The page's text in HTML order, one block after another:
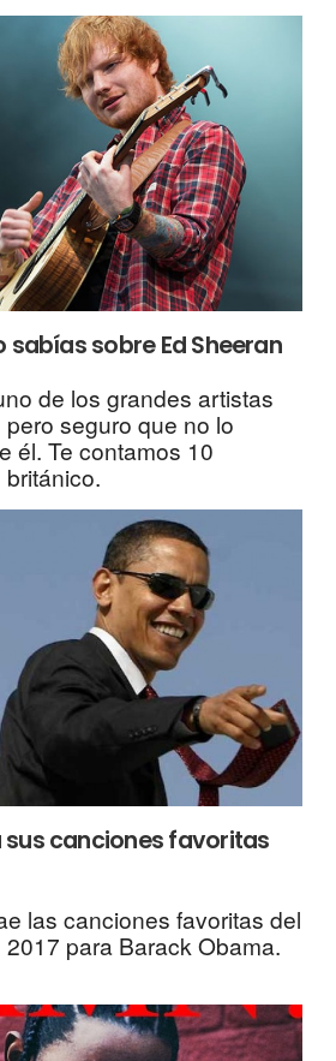
sabías sobre Ed Sheeran
de los grandes artistas
seguro que no lo
él. Te contamos 10
canciones favoritas
las canciones favoritas del
para Barack Obama.